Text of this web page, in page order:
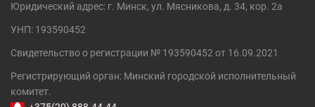
Юридический адрес: г. Минск, ул. Мясникова, д. 34, кор. 2а
УНП: 193590452
Свидетельство о регистрации № 193590452 от 16.09.2021
Регистрирующий орган: Минский городской исполнительный
комитет.